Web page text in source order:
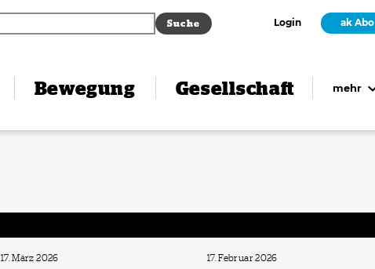
Login ak Abo
Bewegung Gesellschaft mehr
17. März 2026 17. Februar 2026